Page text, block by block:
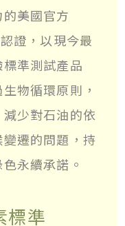
美國官方
證，以現今最
準測試產品
物循環原則，
少對石油的依
遷的問題，持
永續承諾。
標準